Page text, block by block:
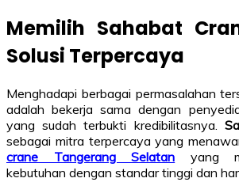
Memilih Sahabat
Solusi Terpercaya
Menghadapi berbagai permasalahan
adalah bekerja sama dengan
yang sudah terbukti kredibilitasnya.
sebagai mitra terpercaya yang
crane Tangerang Selatan yang
kebutuhan dengan standar tinggi dan